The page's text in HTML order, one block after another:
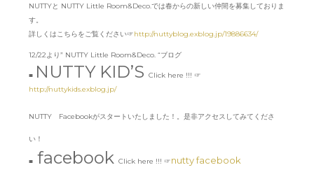
NUTTYと NUTTY Little Room&Deco.では春からの新しい仲間を募集しておりま
す。
詳しくはこちらをご覧ください☞http://nuttyblog.exblog.jp/19886634/
12/22より” NUTTY Little Room&Deco. “ブログ
■ NUTTY KID’SClick here !!! ☞
http://nuttykids.exblog.jp/
NUTTY Facebookがスタートいたしました！。是非アクセスしてみてくださ
い！
■ facebookClick here !!! ☞nutty facebook